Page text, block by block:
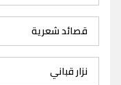
قصائد شعرية
نزار قباني